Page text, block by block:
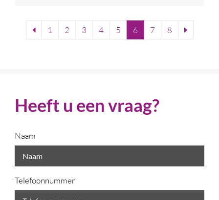
1 2 3 4 5 6 7 8
Heeft u een vraag?
Naam
Telefoonnummer